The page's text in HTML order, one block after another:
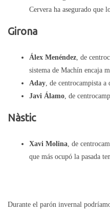
Cervera ha asegurado que
Girona
Álex Menéndez, de
sistema de Machín encaja
Aday, de centrocampista
Javi Álamo, de
Nàstic
Xavi Molina, de
que más ocupó la pasada
Durante el parón invernal